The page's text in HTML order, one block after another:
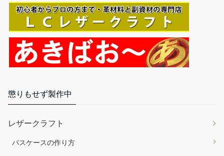
誠和(Seiwa)トコノール レザークラフト用 革の床面・コバの仕上
剤 120g 無色 SWA31505
￥1,100 ￥627
トコノールは革の繊維の奥まで入り込み、毛羽立ち
を根本から長期に渡りおさえます。天然ワックスを配合し、革の
懲りもせず製作中
レザークラフト
パスケースの作り方